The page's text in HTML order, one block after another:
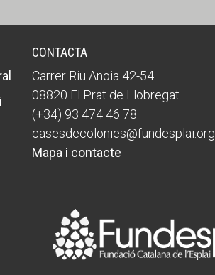
CONTACTA
Carrer Riu Anoia 42-54
08820 El Prat de Llobregat
(+34) 93 474 46 78
casesdecolonies@fundesplai.org
Mapa i contacte